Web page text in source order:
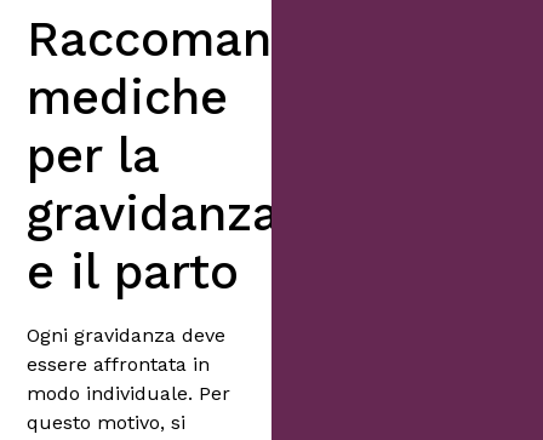
Raccomandazioni
mediche
per la
gravidanza
e il parto
Ogni gravidanza deve
essere affrontata in
modo individuale. Per
questo motivo, si